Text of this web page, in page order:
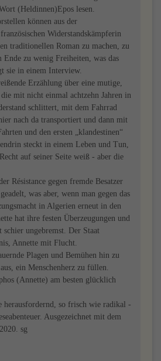
(Heldinnen)Epos lesen.
können aus der
Widerstandskämpferin
traditionellen Roman zu machen, zu
Ende zu wenig Freiheiten, was das
sie in einem Interview.
Erzählung über eine mutige,
mit nicht einmal achtzehn Jahren in
schlittert, mit dem Fahrrad
nach da transportiert und dann mit
und den ersten „klandestinen“
steckt in einem Leben und Tun,
auf seiner Seite weiß - aber die
Résistance gegen fremde Besatzer
was aber, wenn man gegen das
in Algerien erneut in den
hat ihre festen Überzeugungen und
schier ungebremst. Der Staat
Annette mit Flucht.
Plagen und Bemühen hin zu
ein Menschenherz zu füllen.
(Annette) am besten glücklich
herausfordernd, so frisch wie radikal -
Ausgezeichnet mit dem
sg